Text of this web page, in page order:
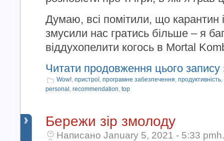
Думаю, всі помітили, що карантин
змусили нас гратись більше – я
віддухопелити когось в Mortal
Читати продовження цього запису
Wow!, пристрої, програмне забезпечення, продуктивність,
personal , recommendation, top
Бережи зір змолоду
Написано January 5, 2021 - 5:33 pmh.